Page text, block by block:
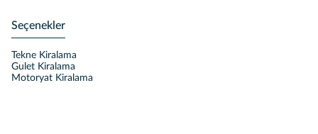
Seçenekler
Tekne Kiralama
Gulet Kiralama
Motoryat Kiralama